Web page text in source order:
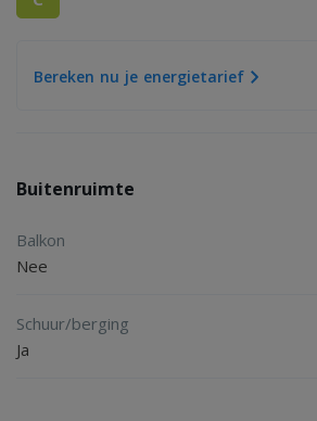
- Moderne hoogglans witte
- Aangebouwde stenen berging met
- Woning voorzien van 10 zonnepanelen
- Kindvriendelijke woonomgeving
- Goede verbinding met de A15 richting
Bereken nu je energietarief
Buitenruimte
Balkon
Nee
Schuur/berging
Ja